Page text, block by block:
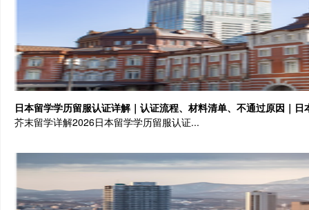
日本留学学历留服认证详解｜认证流程、材料清单、不通过原因｜日
芥末留学详解2026日本留学学历留服认证...